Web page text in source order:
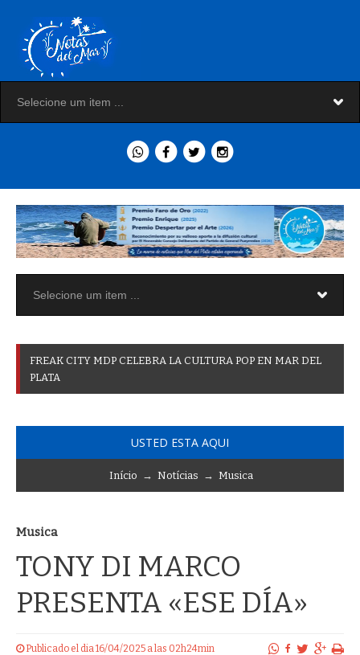
FREAK CITY MDP CELEBRA LA CULTURA POP EN MAR DEL
PLATA
USTED ESTA AQUI
Início → Notícias → Musica
Musica
TONY DI MARCO
PRESENTA «ESE DÍA»
Publicado el dia 16/04/2025 a las 02h24min